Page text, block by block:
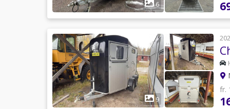
6
9
fr.